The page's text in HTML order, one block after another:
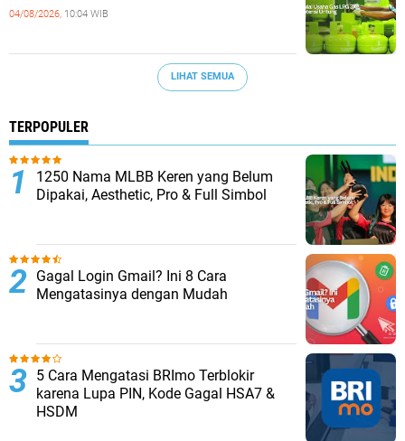
04/08/2026, 10:04 WIB
LIHAT SEMUA
TERPOPULER
1250 Nama MLBB Keren yang Belum
Dipakai, Aesthetic, Pro & Full Simbol
Gagal Login Gmail? Ini 8 Cara
Mengatasinya dengan Mudah
5 Cara Mengatasi BRImo Terblokir
karena Lupa PIN, Kode Gagal HSA7 &
HSDM